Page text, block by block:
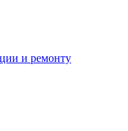
и ремонту